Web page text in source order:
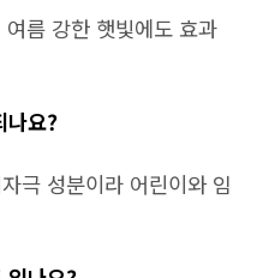
름 강한 햇빛에도 효과
나요?
극 성분이라 어린이와 임